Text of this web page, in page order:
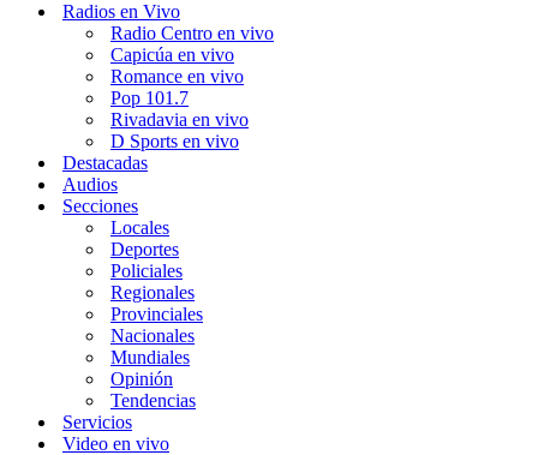
Radios en Vivo
Radio Centro en vivo
Capicúa en vivo
Romance en vivo
Pop 101.7
Rivadavia en vivo
D Sports en vivo
Destacadas
Audios
Secciones
Locales
Deportes
Policiales
Regionales
Provinciales
Nacionales
Mundiales
Opinión
Tendencias
Servicios
Video en vivo